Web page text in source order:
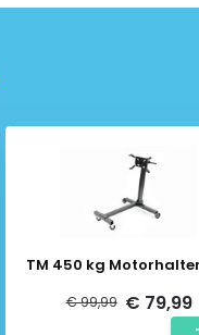
TM 450 kg
€ 99,99 € 79,99